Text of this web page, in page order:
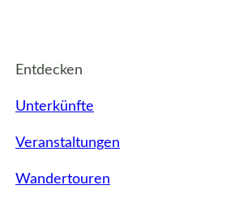
Entdecken
Unterkünfte
Veranstaltungen
Wandertouren